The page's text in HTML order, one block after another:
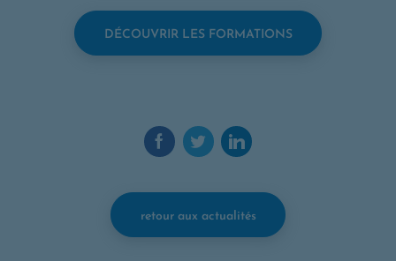
DÉCOUVRIR LES FORMATIONS
retour aux actualités